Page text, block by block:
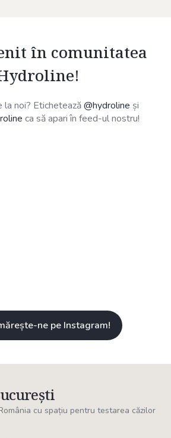
în comunitatea
la noi? Etichetează@hydroline și
ca să apari în feed-ul nostru!
ne pe Instagram!
cu spațiu pentru testarea căzilor